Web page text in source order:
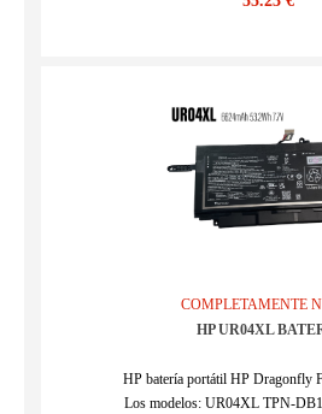
COMPLETAMENTE
HP UR04XL
HP batería portátil HP Dragonfly
Los modelos: UR04XL TPN-